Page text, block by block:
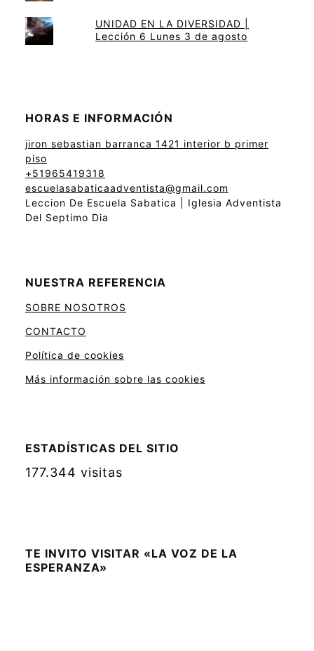
UNIDAD EN LA DIVERSIDAD |
Lección 6 Lunes 3 de agosto
HORAS E INFORMACIÓN
jiron sebastian barranca 1421 interior b primer
piso
+51965419318
escuelasabaticaadventista@gmail.com
Leccion De Escuela Sabatica | Iglesia Adventista
Del Septimo Dia
NUESTRA REFERENCIA
SOBRE NOSOTROS
CONTACTO
Política de cookies
Más información sobre las cookies
ESTADÍSTICAS DEL SITIO
177.344 visitas
TE INVITO VISITAR «LA VOZ DE LA
ESPERANZA»